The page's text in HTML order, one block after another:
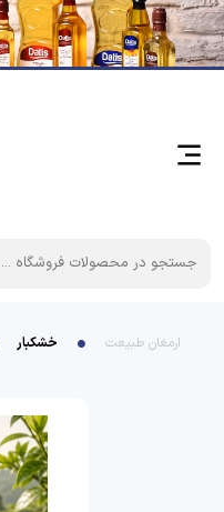
ارمغان طبیعت خشکبار